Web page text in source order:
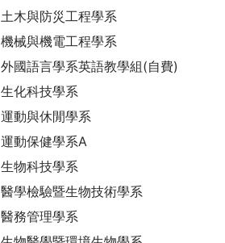
土木與防災工程學系
機械與機電工程學系
外國語言學系英語教學組(自費)
生化科技學系
運動與休閒學系
運動保健學系A
生物科技學系
醫學檢驗暨生物技術學系
醫務管理學系